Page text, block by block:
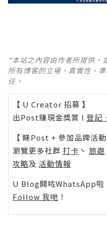
*本站之內容由作者所提供，
所有博客的立場、真實性、
任。
【 U Creator 招募 】
出Post賺現金獎賞 l 登記
【 睇Post + 參加品牌活動
瀏覽更多社群 打卡 丶 旅遊
攻略及 活動情報
U Blog開咗WhatsApp啦
Follow 我哋 ！